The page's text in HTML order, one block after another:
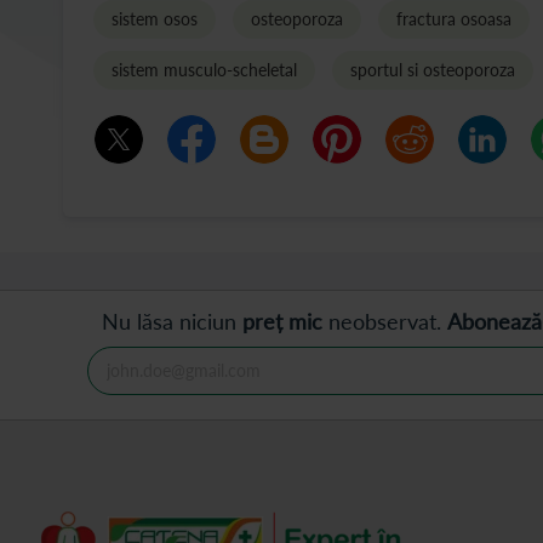
sistem osos osteoporoza fractura osoasa
sistem musculo-scheletal sportul si osteoporoza
Nu lăsa niciun preț mic neobservat.